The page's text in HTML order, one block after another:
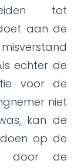
tot
aan de
echter de
voor de
niet
kan de
op de
door de